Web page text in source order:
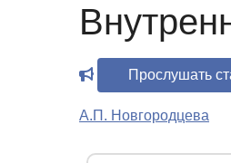
Прослушать
А.П. Новгородцева